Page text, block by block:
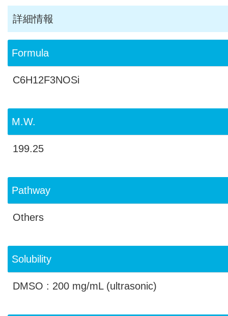
詳細情報
Formula
C6H12F3NOSi
M.W.
199.25
Pathway
Others
Solubility
DMSO : 200 mg/mL (ultrasonic)